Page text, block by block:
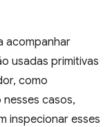
acompanhar
usadas primitivas
como
casos,
inspecionar esses